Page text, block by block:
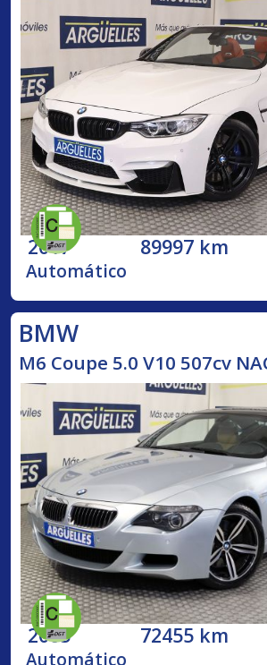
2017 89997 km
Automático
BMW
M6 Coupe 5.0 V10 507cv
2005 72455 km
Automático